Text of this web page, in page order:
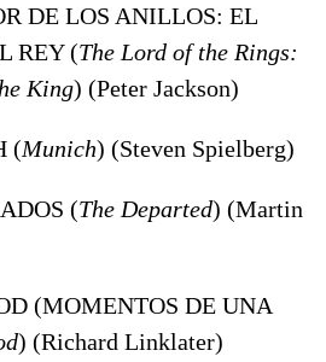
DE LOS ANILLOS: EL
REY (The Lord of the Rings:
King) (Peter Jackson)
(Munich) (Steven Spielberg)
(The Departed) (Martin
(MOMENTOS DE UNA
) (Richard Linklater)